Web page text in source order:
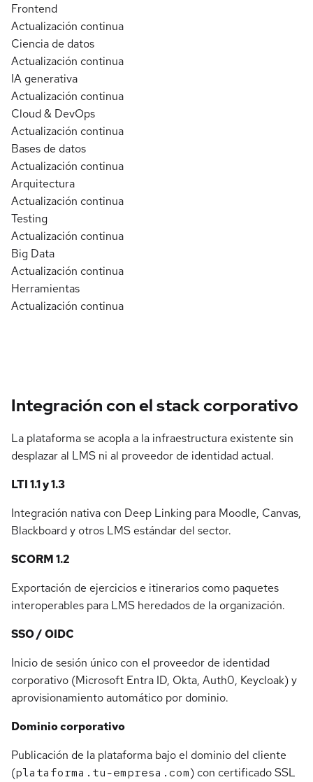
Frontend
Actualización continua
Ciencia de datos
Actualización continua
IA generativa
Actualización continua
Cloud & DevOps
Actualización continua
Bases de datos
Actualización continua
Arquitectura
Actualización continua
Testing
Actualización continua
Big Data
Actualización continua
Herramientas
Actualización continua
Integración con el stack corporativo
La plataforma se acopla a la infraestructura existente sin
desplazar al LMS ni al proveedor de identidad actual.
LTI 1.1 y 1.3
Integración nativa con Deep Linking para Moodle, Canvas,
Blackboard y otros LMS estándar del sector.
SCORM 1.2
Exportación de ejercicios e itinerarios como paquetes
interoperables para LMS heredados de la organización.
SSO / OIDC
Inicio de sesión único con el proveedor de identidad
corporativo (Microsoft Entra ID, Okta, Auth0, Keycloak) y
aprovisionamiento automático por dominio.
Dominio corporativo
Publicación de la plataforma bajo el dominio del cliente
(plataforma.tu-empresa.com) con certificado SSL